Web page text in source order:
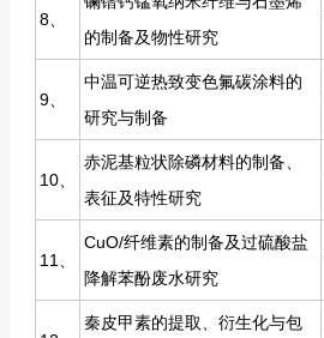
8、
的制备及物性研究
9、
中温可逆热致变色氟碳涂料的
研究与制备
10、
赤泥基粒状除磷材料的制备、
表征及特性研究
11、
CuO/纤维素的制备及过硫酸盐
降解苯酚废水研究
秦皮甲素的提取、衍生化与包